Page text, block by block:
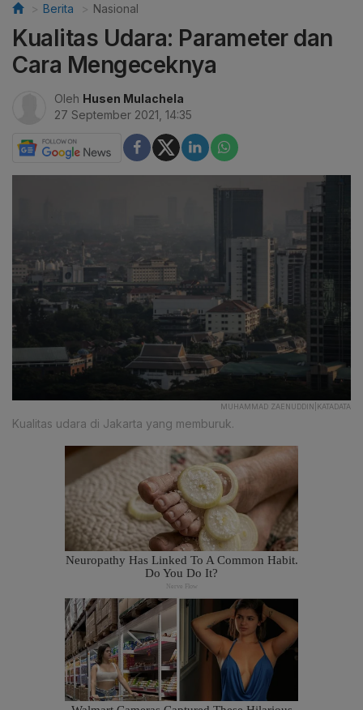
Berita Nasional
Kualitas Udara: Parameter dan
Cara Mengeceknya
Oleh Husen Mulachela
27 September 2021, 14:35
MUHAMMAD ZAENUDDIN|KATADATA
Kualitas udara di Jakarta yang memburuk.